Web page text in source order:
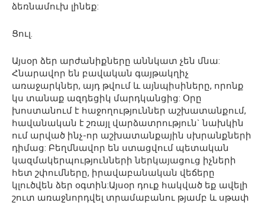
ձեռնամուխ լինեք:
Ցուլ.
Այսօր ձեր արժանիքները աննկատ չեն մնա:
Հնարավոր են բավական գայթակղիչ
առաջարկներ, այդ թվում և այնպիսիները, որոնք
կս տանաք ազդեցիկ մարդկանցից: Օրը
խոստանում է հաջողություններ աշխատանքում,
հավանական է շռայլ վարձատրություն` նախկին
ում արված ինչ-որ աշխատանքային սխրանքների
դիմաց: Բեղմնավոր են ստացվում պետական
կազմակերպությունների ներկայացուց իչների
հետ շփումները, իրավաբանական վեճերը
կլուծվեն ձեր օգտին:Այսօր դուք հակված եք ավելի
շուտ առաջնորդվել տրամաբանու թյամբ և սթափ